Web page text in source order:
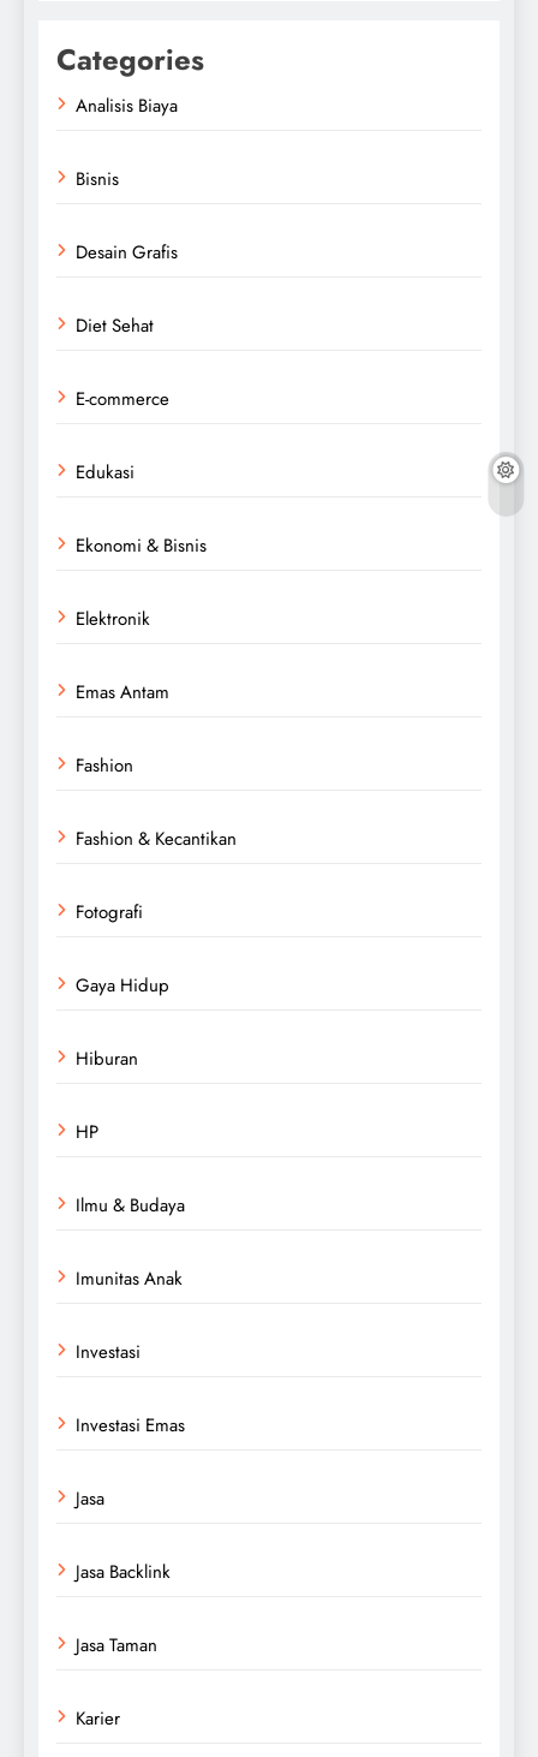
Categories
Analisis Biaya
Bisnis
Desain Grafis
Diet Sehat
E-commerce
Edukasi
Ekonomi & Bisnis
Elektronik
Emas Antam
Fashion
Fashion & Kecantikan
Fotografi
Gaya Hidup
Hiburan
HP
Ilmu & Budaya
Imunitas Anak
Investasi
Investasi Emas
Jasa
Jasa Backlink
Jasa Taman
Karier